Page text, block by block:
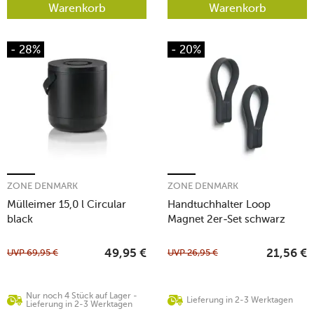
Warenkorb Warenkorb
- 28%
Mülleimer 15,0 l Circular
black
ZONE DENMARK
Nur noch 4 Stück auf Lager -
Lieferung in 2-3 Werktagen
UVP69,95 € 49,95 €
- 20%
Handtuchhalter Loop
Magnet 2er-Set schwarz
ZONE DENMARK
Lieferung in 2-3 Werktagen
UVP26,95 € 21,56 €